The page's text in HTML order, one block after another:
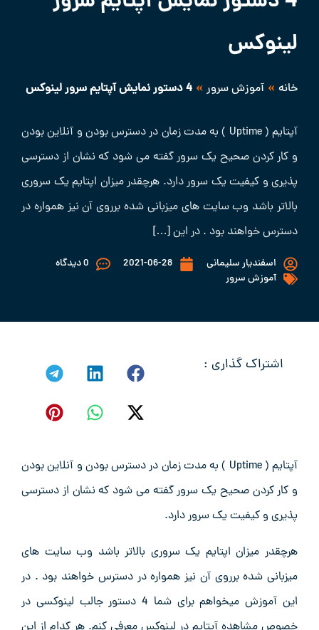
لینوکس
خانه » آموزش سرور » 4 دستور نمایش آپتایم سرور لینوکس
آپتایم ( Uptime ) به مدت زمان در دسترس بودن و آنلاین بودن
و کار کردن صحیح یک سرور گفته می شود که نشان از دسترسی
پذیری و کیفیت یک سرور دارد. هرچقدر میزان اپتایم یک سروری
بالاتر باشد وب سایت های میزبانی شده برروی آن نیز همواره در
دسترس خواهند بود . در این […]
اسفندیار سلیمانی 2021-06-28
0 دیدگاه
آموزش سرور
اشتراک گذاری :
آپتایم ( Uptime ) به مدت زمان در دسترس بودن و آنلاین بودن
و کار کردن صحیح یک سرور گفته می شود که نشان از دسترسی
پذیری و کیفیت یک سرور دارد.
هرچقدر میزان اپتایم یک سروری بالاتر باشد وب سایت های
میزبانی شده برروی آن نیز همواره در دسترس خواهند بود . در
این آموزش میخواهم برای شما 4 دستور جالب لینوکسی در